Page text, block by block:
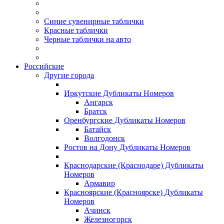
Синие сувенирные таблички
Красные таблички
Черные таблички на авто
Российские
Другие города
Иркутские Дубликаты Номеров
Ангарск
Братск
Оренбургские Дубликаты Номеров
Батайск
Волгодонск
Ростов на Дону Дубликаты Номеров
Краснодарские (Краснодаре) Дубликаты
Номеров
Армавир
Красноярские (Красноярске) Дубликаты
Номеров
Ачинск
Железногорск